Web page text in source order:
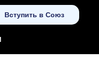
Вступить в Союз